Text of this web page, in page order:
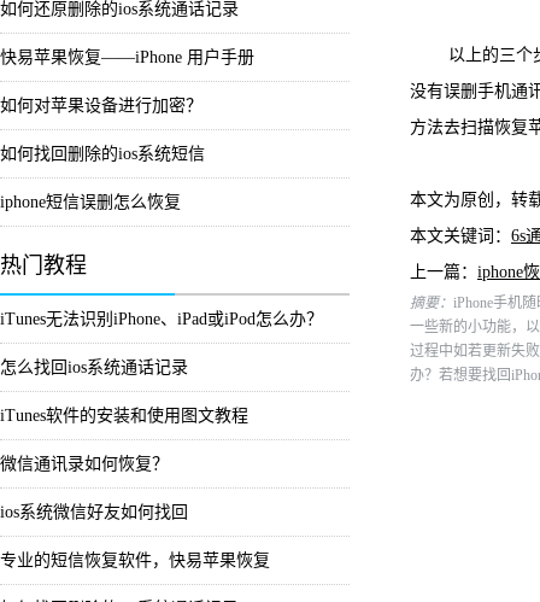
如何还原删除的ios系统通话记录
快易苹果恢复——iPhone 用户手册
如何对苹果设备进行加密？
如何找回删除的ios系统短信
iphone短信误删怎么恢复
热门教程
iTunes无法识别iPhone、iPad或iPod怎么办？
怎么找回ios系统通话记录
iTunes软件的安装和使用图文教程
微信通讯录如何恢复？
ios系统微信好友如何找回
专业的短信恢复软件，快易苹果恢复
以上的三个
没有误删手机通
方法去扫描恢复
本文为原创，转
本文关键词： 6s
上一篇： iphone
摘要： iPhone手机
一些新的小功能，
过程中如若更新失
办？若想要找回